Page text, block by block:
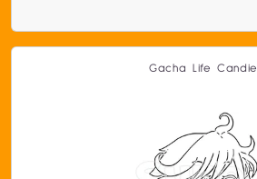
Gacha Life Candie